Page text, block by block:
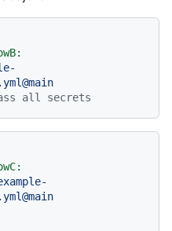
all secrets